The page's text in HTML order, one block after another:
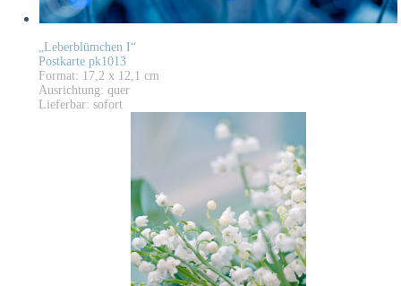
„Leberblümchen I“
Postkarte pk1013
Format: 17,2 x 12,1 cm
Ausrichtung: quer
Lieferbar: sofort